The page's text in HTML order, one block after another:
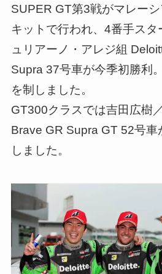
SUPER GT第3戦がマレー
キットで行われ、4番手ス
ュリアーノ・アレジ組
Supra 37号車が今季初勝利
を制しました。
GT300クラスでは吉田広樹
Brave GR Supra GT 52号車
しました。